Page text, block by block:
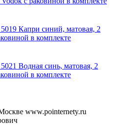
Капри синий, матовая, 2
в комплекте
Водная синь, матовая, 2
в комплекте
www.pointernety.ru